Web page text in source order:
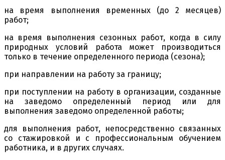
на время выполнения временных (до 2 месяцев)
работ;
на время выполнения сезонных работ, когда в силу
природных условий работа может производиться
только в течение определенного периода (сезона);
при направлении на работу за границу;
при поступлении на работу в организации, созданные
на заведомо определенный период или для
выполнения заведомо определенной работы;
для выполнения работ, непосредственно связанных
со стажировкой и с профессиональным обучением
работника, и в других случаях.